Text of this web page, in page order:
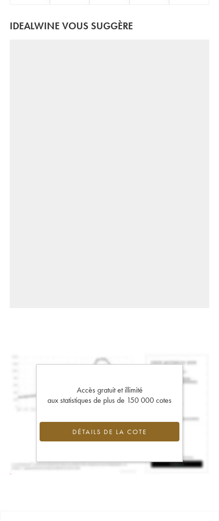
IDEALWINE VOUS SUGGÈRE
Accès gratuit et illimité
aux statistiques de plus de 150 000 cotes
DÉTAILS DE LA COTE